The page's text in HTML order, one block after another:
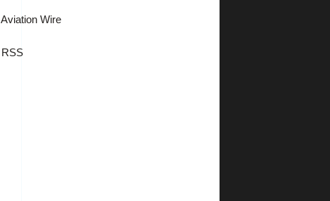
Aviation Wire
RSS